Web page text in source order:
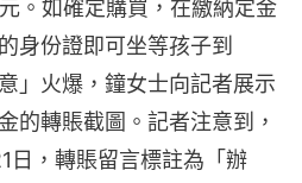
。如確定購買，在繳納定金
身份證即可坐等孩子到
」火爆，鐘女士向記者展示
的轉賬截圖。記者注意到，
日，轉賬留言標註為「辦